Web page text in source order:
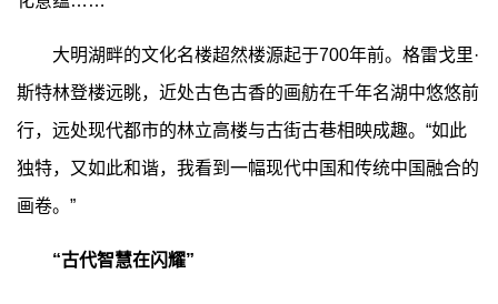
大明湖畔的文化名楼超然楼源起于700年前。格雷戈里·
斯特林登楼远眺，近处古色古香的画舫在千年名湖中悠悠前
行，远处现代都市的林立高楼与古街古巷相映成趣。“如此
独特，又如此和谐，我看到一幅现代中国和传统中国融合的
画卷。”
“古代智慧在闪耀”